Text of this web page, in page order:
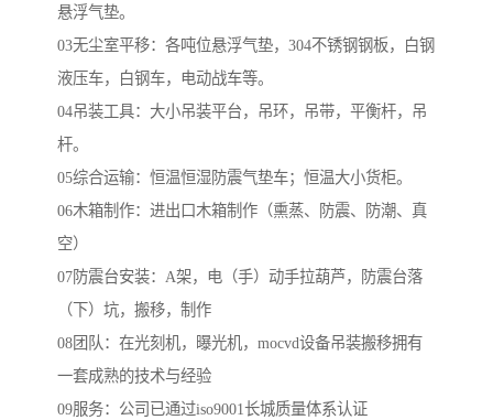
悬浮气垫。
03无尘室平移：各吨位悬浮气垫，304不锈钢钢板，白钢
液压车，白钢车，电动战车等。
04吊装工具：大小吊装平台，吊环，吊带，平衡杆，吊
杆。
05综合运输：恒温恒湿防震气垫车；恒温大小货柜。
06木箱制作：进出口木箱制作（熏蒸、防震、防潮、真
空）
07防震台安装：A架，电（手）动手拉葫芦，防震台落
（下）坑，搬移，制作
08团队：在光刻机，曝光机，mocvd设备吊装搬移拥有
一套成熟的技术与经验
09服务：公司已通过iso9001长城质量体系认证